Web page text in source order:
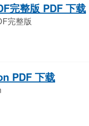
完整版 PDF 下载
完整版
PDF 下载